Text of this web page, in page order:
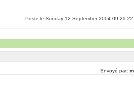
Poste le Sunday 12 September 2004 09:20:22
Envoyé par: